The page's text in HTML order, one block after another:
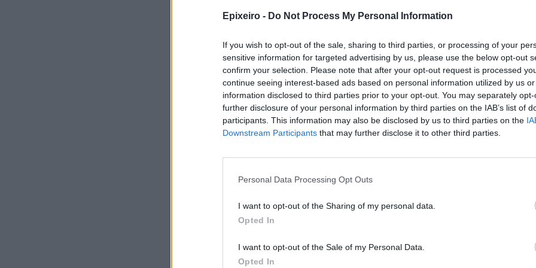
Epixeiro - Do Not Process My Personal Information
If you wish to opt-out of the sale, sharing to third parties, or processing of your
sensitive information for targeted advertising by us, please use the below opt-out
confirm your selection. Please note that after your opt-out request is processed
continue seeing interest-based ads based on personal information utilized by us
information disclosed to third parties prior to your opt-out. You may separately
further disclosure of your personal information by third parties on the IAB’s list of
participants. This information may also be disclosed by us to third parties on the
Downstream Participants that may further disclose it to other third parties.
Personal Data Processing Opt Outs
I want to opt-out of the Sharing of my personal data.
Opted In
I want to opt-out of the Sale of my Personal Data.
Opted In
Holtzbrinck Ventures, Idinvest, Index Ventures, Iris
Euronext,, AWS, Salesforce, Silverpeak, Orrick,
Badenoch & Clark, Poste Italiane, Ludovici & Partners
και SisalPay, με τη συμμετοχή και του Euronext.
Google Newsκαι μάθετε πρώτοι
Ελλάδα και τον κόσμο στο